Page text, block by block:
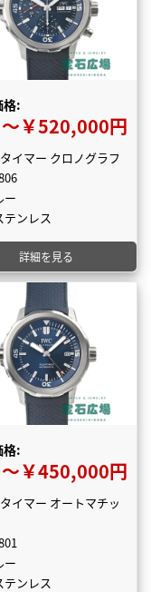
格:
〜￥520,000円
イマー クロノグラフ
ー
テンレス
詳細を見る
格:
〜￥450,000円
イマー オートマチッ
ー
テンレス